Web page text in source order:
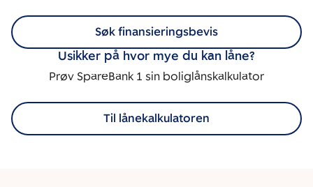
Søk finansieringsbevis
Usikker på hvor mye du kan låne?
Prøv SpareBank 1 sin boliglånskalkulator
Til lånekalkulatoren